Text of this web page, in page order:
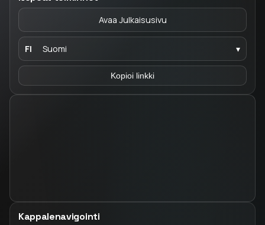
Avaa Julkaisusivu
FI Suomi ▾
Kopioi linkki
Kappalenavigointi